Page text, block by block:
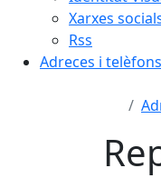
Xarxes
Rss
Adreces i telèfons